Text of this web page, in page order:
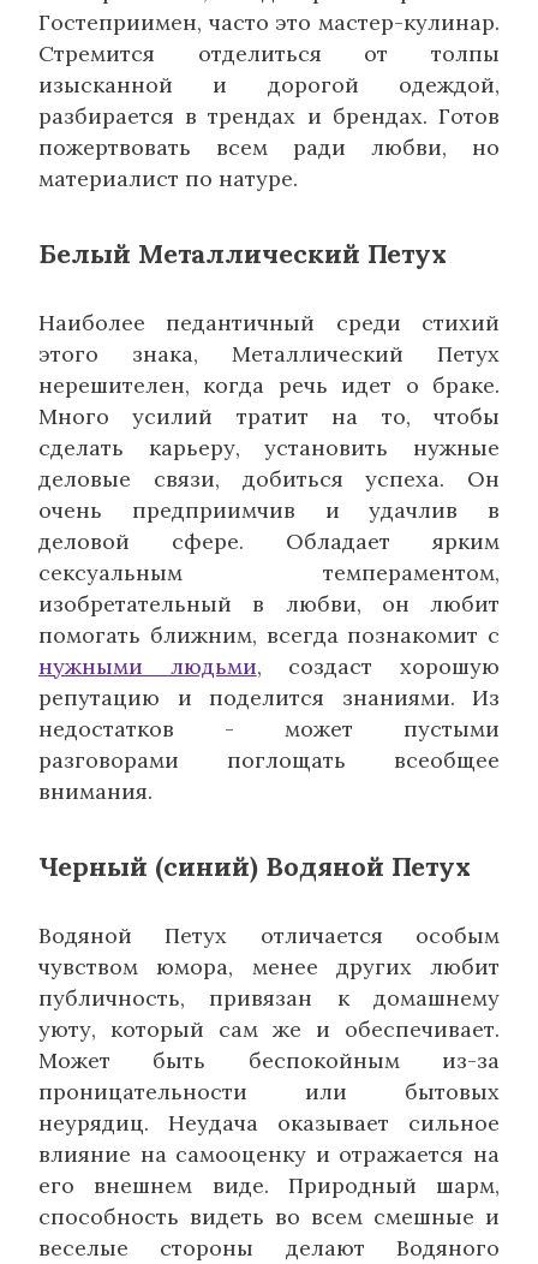
Гостеприимен, часто это мастер-кулинар.
Стремится отделиться от толпы
изысканной и дорогой одеждой,
разбирается в трендах и брендах. Готов
пожертвовать всем ради любви, но
материалист по натуре.
Белый Металлический Петух
Наиболее педантичный среди стихий
этого знака, Металлический Петух
нерешителен, когда речь идет о браке.
Много усилий тратит на то, чтобы
сделать карьеру, установить нужные
деловые связи, добиться успеха. Он
очень предприимчив и удачлив в
деловой сфере. Обладает ярким
сексуальным темпераментом,
изобретательный в любви, он любит
помогать ближним, всегда познакомит с
нужными людьми, создаст хорошую
репутацию и поделится знаниями. Из
недостатков - может пустыми
разговорами поглощать всеобщее
внимания.
Черный (синий) Водяной Петух
Водяной Петух отличается особым
чувством юмора, менее других любит
публичность, привязан к домашнему
уюту, который сам же и обеспечивает.
Может быть беспокойным из-за
проницательности или бытовых
неурядиц. Неудача оказывает сильное
влияние на самооценку и отражается на
его внешнем виде. Природный шарм,
способность видеть во всем смешные и
веселые стороны делают Водяного